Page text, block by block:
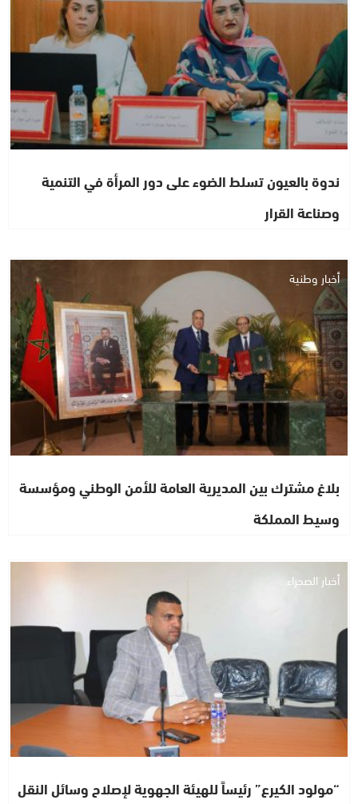
ندوة بالعيون تسلط الضوء على دور المرأة في التنمية
وصناعة القرار
أخبار وطنية
بلاغ مشترك بين المديرية العامة للأمن الوطني ومؤسسة
وسيط المملكة
أخبار الصحراء
“مولود الكيرع” رئيساً للهيئة الجهوية لإصلاح وسائل النقل